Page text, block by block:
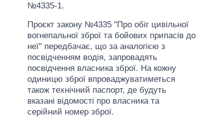
№4335-1.
Проєкт закону №4335 "Про обіг цивільної
вогнепальної зброї та бойових припасів до
неї" передбачає, що за аналогією з
посвідченням водія, запровадять
посвідчення власника зброї. На кожну
одиницю зброї впроваджуватиметься
також технічний паспорт, де будуть
вказані відомості про власника та
серійний номер зброї.